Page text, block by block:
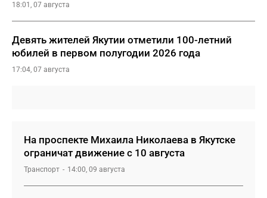
18:01, 07 августа
Девять жителей Якутии отметили 100-летний
юбилей в первом полугодии 2026 года
17:04, 07 августа
На проспекте Михаила Николаева в Якутске
ограничат движение с 10 августа
Транспорт 14:00, 09 августа